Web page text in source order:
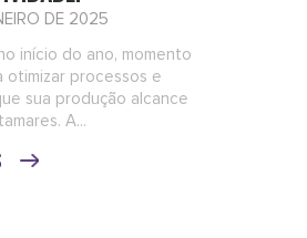
DE 2025
início do ano, momento
otimizar processos e
sua produção alcance
A...